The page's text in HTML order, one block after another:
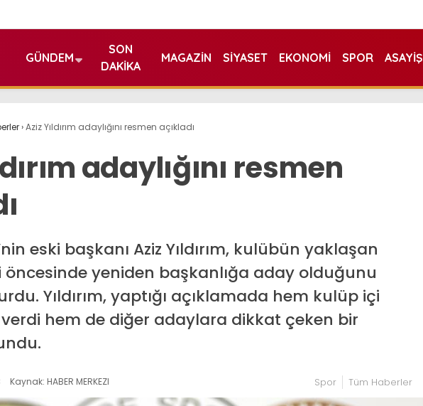
GÜNDEM
SON
DAKIKA
MAGAZIN SIYASET EKONOMI SPOR ASAYIŞ
›Aziz Yıldırım adaylığını resmen açıkladı
adaylığını resmen
eski başkanı Aziz Yıldırım, kulübün yaklaşan
öncesinde yeniden başkanlığa aday olduğunu
Yıldırım, yaptığı açıklamada hem kulüp içi
verdi hem de diğer adaylara dikkat çeken bir
Kaynak: HABER MERKEZI Spor Tüm Haberler